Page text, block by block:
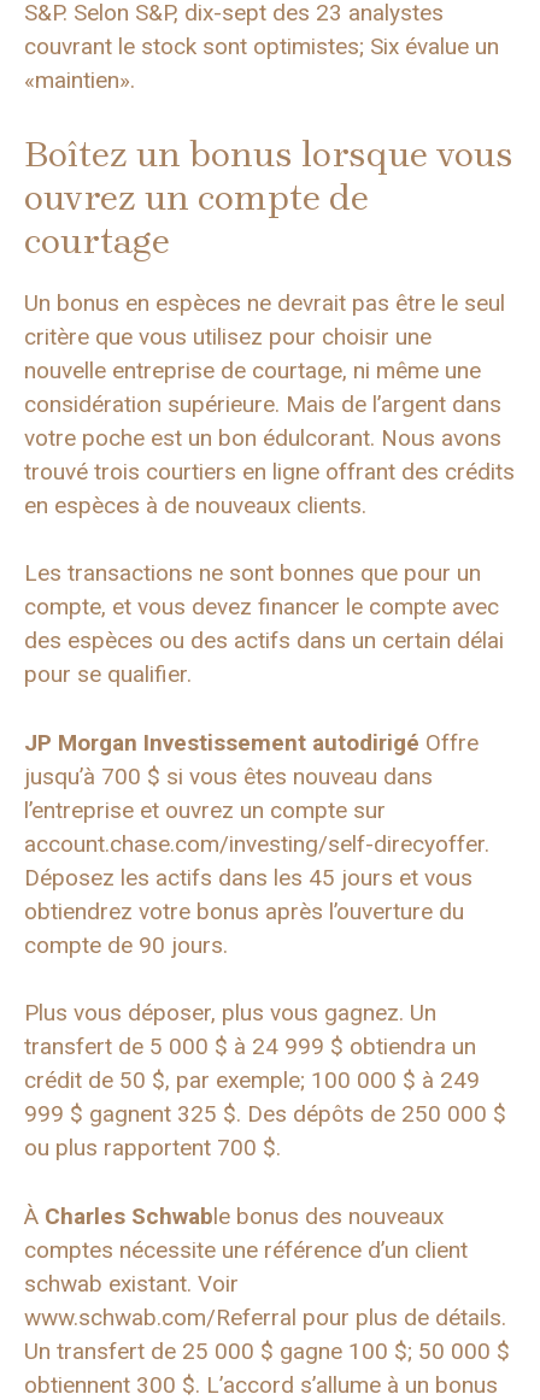
S&P. Selon S&P, dix-sept des 23 analystes
couvrant le stock sont optimistes; Six évalue un
«maintien».
Boîtez un bonus lorsque vous
ouvrez un compte de
courtage
Un bonus en espèces ne devrait pas être le seul
critère que vous utilisez pour choisir une
nouvelle entreprise de courtage, ni même une
considération supérieure. Mais de l’argent dans
votre poche est un bon édulcorant. Nous avons
trouvé trois courtiers en ligne offrant des crédits
en espèces à de nouveaux clients.
Les transactions ne sont bonnes que pour un
compte, et vous devez financer le compte avec
des espèces ou des actifs dans un certain délai
pour se qualifier.
JP Morgan Investissement autodirigé Offre
jusqu’à 700 $ si vous êtes nouveau dans
l’entreprise et ouvrez un compte sur
account.chase.com/investing/self-direcyoffer.
Déposez les actifs dans les 45 jours et vous
obtiendrez votre bonus après l’ouverture du
compte de 90 jours.
Plus vous déposer, plus vous gagnez. Un
transfert de 5 000 $ à 24 999 $ obtiendra un
crédit de 50 $, par exemple; 100 000 $ à 249
999 $ gagnent 325 $. Des dépôts de 250 000 $
ou plus rapportent 700 $.
À Charles Schwable bonus des nouveaux
comptes nécessite une référence d’un client
schwab existant. Voir
www.schwab.com/Referral pour plus de détails.
Un transfert de 25 000 $ gagne 100 $; 50 000 $
obtiennent 300 $. L’accord s’allume à un bonus